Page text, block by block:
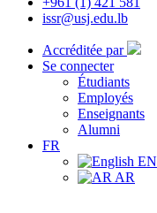
issr@usj.edu.lb
Accréditée par
Se connecter
Étudiants
Employés
Enseignants
Alumni
FR
EN
AR